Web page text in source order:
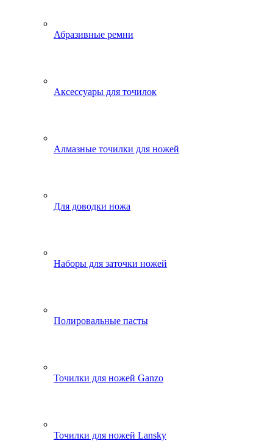
Абразивные ремни
Аксессуары для точилок
Алмазные точилки для ножей
Для доводки ножа
Наборы для заточки ножей
Полировальные пасты
Точилки для ножей Ganzo
Точилки для ножей Lansky